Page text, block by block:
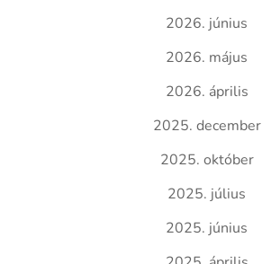
2026. június
2026. május
2026. április
2025. december
2025. október
2025. július
2025. június